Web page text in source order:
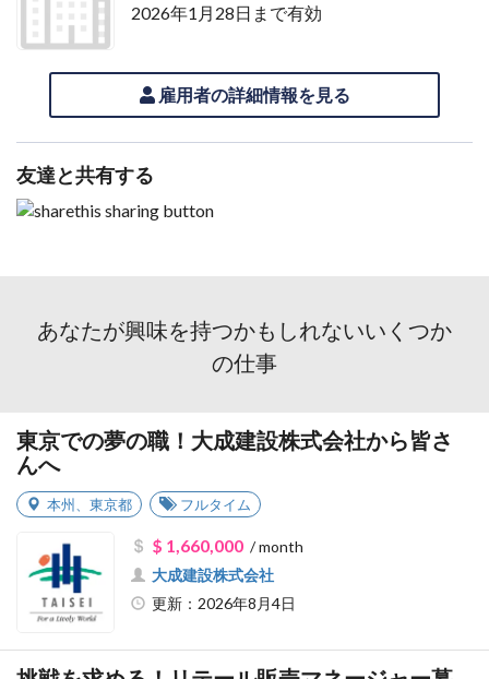
2026年1月28日まで有効
雇用者の詳細情報を見る
友達と共有する
あなたが興味を持つかもしれないいくつか
の仕事
東京での夢の職！大成建設株式会社から皆さ
んへ
本州 東京都 フルタイム
$ 1,660,000/ month
大成建設株式会社
更新：2026年8月4日